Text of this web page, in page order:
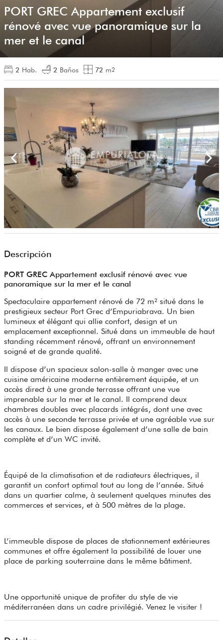
PORT GREC Appartement exclusif
rénové avec vue panoramique sur la
mer et le canal
2 Hab. 2 Baños 72 m2
Descripción
PORT GREC Appartement exclusif rénové avec vue
panoramique sur la mer et le canal
Spectaculaire appartement rénové de 72 m² situé dans le
prestigieux secteur Port Grec d’Empuriabrava. Un bien
lumineux et élégant qui allie confort, design et un
emplacement exceptionnel. Situé dans un immeuble de haut
standing récemment rénové, offrant un environnement
soigné et de grande qualité.
Il dispose d’un spacieux salon-salle à manger avec une
cuisine américaine moderne entièrement équipée, et un
accès direct à une grande terrasse offrant une vue
imprenable sur la mer et le canal. Il comprend deux
chambres doubles avec placards intégrés, dont une avec
accès à une seconde terrasse privée et une agréable vue sur
les canaux. Le bien dispose également d’une salle de bain
complète et d’un WC invité.
Équipé de la climatisation et de radiateurs électriques, il
garantit un confort optimal tout au long de l’année. Situé
dans un quartier calme, à seulement quelques minutes des
commerces et services, et à 500 mètres de la plage.
L’immeuble dispose de places de stationnement extérieures
communes et offre également la possibilité de louer une
place de parking souterraine dans le même bâtiment.
Une opportunité unique de profiter du style de vie
méditerranéen dans un cadre privilégié. Venez le visiter !